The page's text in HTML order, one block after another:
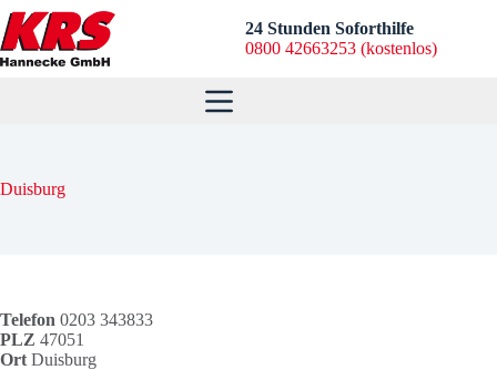
Zum
Inhalt
springen
24 Stunden Soforthilfe
0800 42663253 (kostenlos)
Duisburg
Telefon 0203 343833
PLZ 47051
Ort Duisburg